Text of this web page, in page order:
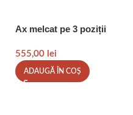
Ax melcat pe 3 poziții
555,00 lei
ADAUGĂ ÎN COȘ